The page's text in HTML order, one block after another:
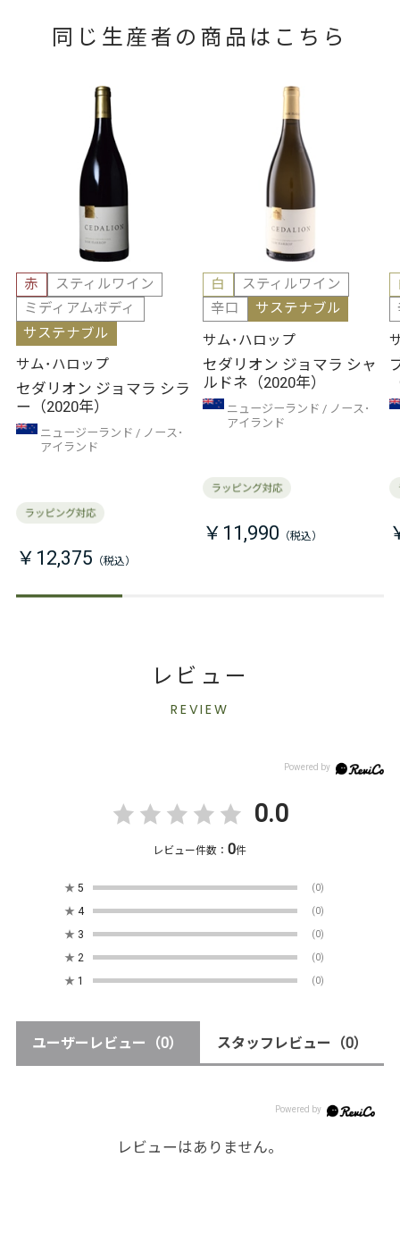
同じ生産者の商品はこちら
赤
スティルワイン
ミディアムボディ
サステナブル
サム･ハロップ
セダリオン ジョマラ シラ
ー（2020年）
ニュージーランド
ノース･
アイランド
￥12,375
白
スティルワイン
辛口
サステナブル
サム･ハロップ
セダリオン ジョマラ シャ
ルドネ（2020年）
ニュージーランド
ノース･
アイランド
￥11,990
レビュー
REVIEW
0.0
レビュー件数：0件
★ 5 (0)
★ 4 (0)
★ 3 (0)
★ 2 (0)
★ 1 (0)
ユーザーレビュー （0） スタッフレビュー （0）
レビューはありません。